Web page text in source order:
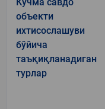
объекти
ихтисослашуви
бўйича
таъқиқланадиган
турлар